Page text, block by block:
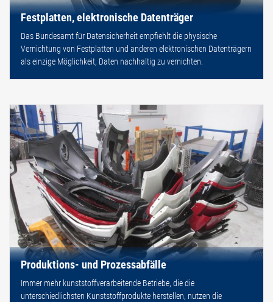
Festplatten, elektronische Datenträger
Das Bundesamt für Datensicherheit empfiehlt die physische
Vernichtung von Festplatten und anderen elektronischen Datenträgern
als einzige Möglichkeit, Daten nachhaltig zu vernichten.
Produktions- und Prozessabfälle
Immer mehr kunststoffverarbeitende Betriebe, die die
unterschiedlichsten Kunststoffprodukte herstellen, nutzen die